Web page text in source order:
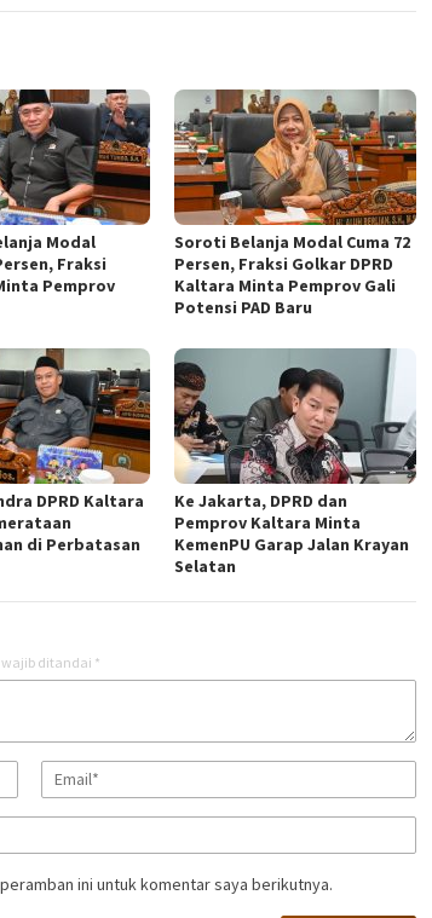
Modal
Fraksi
Pemprov
Soroti Belanja Modal Cuma 72
Persen, Fraksi Golkar DPRD
Kaltara Minta Pemprov Gali
Potensi PAD Baru
DPRD Kaltara
di Perbatasan
Ke Jakarta, DPRD dan
Pemprov Kaltara Minta
KemenPU Garap Jalan Krayan
Selatan
wajib ditandai *
ini untuk komentar saya berikutnya.